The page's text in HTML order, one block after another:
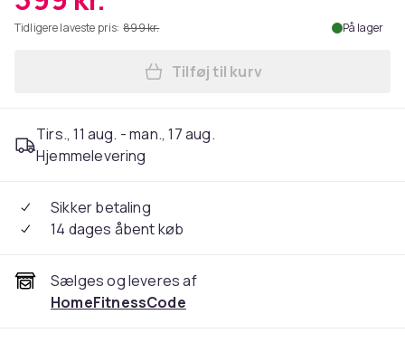
Tidligere laveste pris: 899 kr. På lager
Læg Mini Hydraulisk
Tilføj til kurv
Tirs., 11 aug. - man., 17 aug.
Hjemmelevering
Sikker betaling
14 dages åbent køb
Sælges og leveres af
HomeFitnessCode